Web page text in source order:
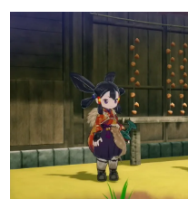
なんでゲーム
ゲーム開発者・
具体的な形から
です。
ゲームが変え
「経験値」「裏
の起源や用法の
イニーP氏が徹底
カテゴリ